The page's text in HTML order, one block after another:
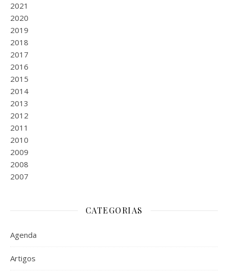
2021
2020
2019
2018
2017
2016
2015
2014
2013
2012
2011
2010
2009
2008
2007
CATEGORIAS
Agenda
Artigos